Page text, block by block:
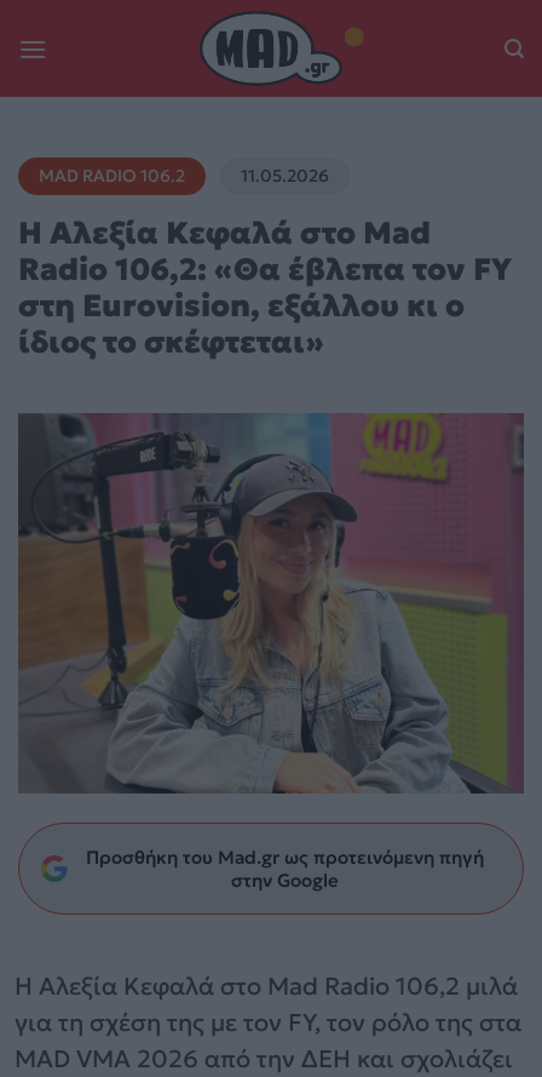
MAD RADIO 106.2 11.05.2026
Η Αλεξία Κεφαλά στο Mad
Radio 106,2: «Θα έβλεπα τον FY
στη Eurovision, εξάλλου κι ο
ίδιος το σκέφτεται»
Προσθήκη του Mad.gr ως προτεινόμενη πηγή
στην Google
Η Αλεξία Κεφαλά στο Mad Radio 106,2 μιλά
για τη σχέση της με τον FY, τον ρόλο της στα
MAD VMA 2026 από την ΔΕΗ και σχολιάζει